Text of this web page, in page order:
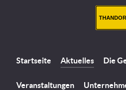
Startseite Aktuelles Die
Veranstaltungen